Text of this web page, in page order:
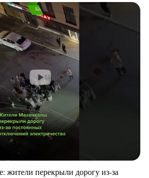
жители перекрыли дорогу из-за